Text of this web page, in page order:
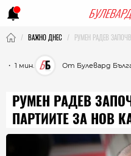
ВАЖНО ДНЕС РУМЕН РАДЕВ
・ 1 мин. От Булевард
РУМЕН РАДЕВ
ПАРТИИТЕ ЗА НОВ